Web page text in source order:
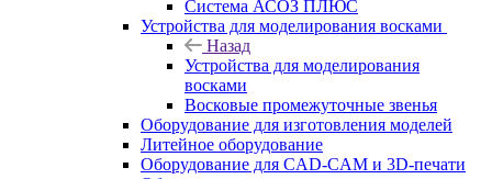
Система АСОЗ ПЛЮС
Устройства для моделирования восками
Назад
Устройства для моделирования
восками
Восковые промежуточные звенья
Оборудование для изготовления моделей
Литейное оборудование
Оборудование для CAD-CAM и 3D-печати